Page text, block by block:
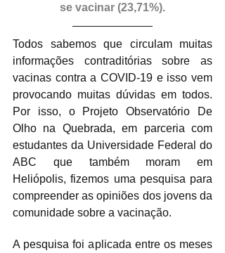
se vacinar (23,71%).
Todos sabemos que circulam muitas
informações contraditórias sobre as
vacinas contra a COVID-19 e isso vem
provocando muitas dúvidas em todos.
Por isso, o Projeto Observatório De
Olho na Quebrada, em parceria com
estudantes da Universidade Federal do
ABC que também moram em
Heliópolis, fizemos uma pesquisa para
compreender as opiniões dos jovens da
comunidade sobre a vacinação.
A pesquisa foi aplicada entre os meses